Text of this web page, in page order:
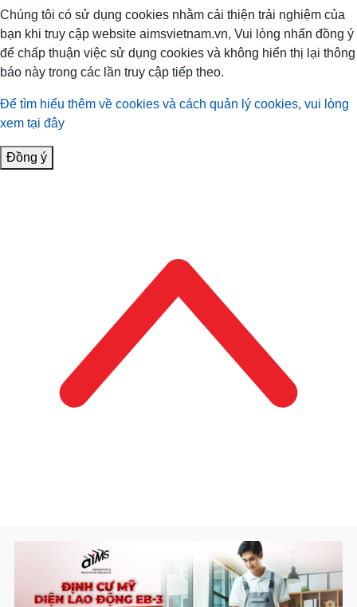
Chúng tôi có sử dụng cookies nhằm cải thiện trải nghiệm của
bạn khi truy cập website aimsvietnam.vn, Vui lòng nhấn đồng ý
để chấp thuận việc sử dụng cookies và không hiển thị lại thông
báo này trong các lần truy cập tiếp theo.
Để tìm hiểu thêm về cookies và cách quản lý cookies, vui lòng
xem tại đây
Đồng ý